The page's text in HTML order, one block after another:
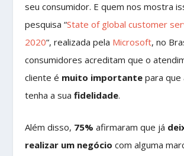
seu consumidor. E quem nos mostra
pesquisa “State of global customer
2020“, realizada pela Microsoft, no
consumidores acreditam que o
cliente é muito importante para que
tenha a suafidelidade.
Além disso, 75% afirmaram que já
realizar um negócio com alguma